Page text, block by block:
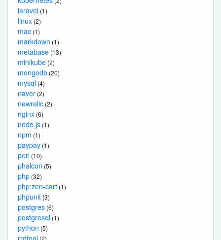
laravel (1)
linux (2)
mac (1)
markdown (1)
metabase (13)
minikube (2)
mongodb (20)
mysql (4)
naver (2)
newrelic (2)
nginx (6)
node.js (1)
npm (1)
paypay (1)
perl (10)
phalcon (5)
php (32)
php:zen-cart (1)
phpunit (3)
postgres (6)
postgresql (1)
python (5)
rrdtool (2)